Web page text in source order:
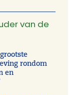
van de
rondom
en